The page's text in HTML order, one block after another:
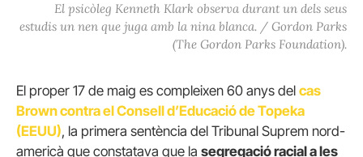
El psicòleg Kenneth Klark observa durant un dels seus
estudis un nen que juga amb la nina blanca. / Gordon Parks
(The Gordon Parks Foundation).
El proper 17 de maig es compleixen 60 anys del cas
Brown contra el Consell d’Educació de Topeka
(EEUU), la primera sentència del Tribunal Suprem nord-
americà que constatava que la segregació racial a les